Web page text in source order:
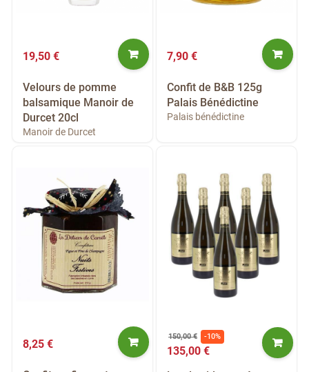
19,50 €
Velours de pomme
balsamique Manoir de
Durcet 20cl
Manoir de Durcet
7,90 €
Confit de B&B 125g
Palais Bénédictine
Palais bénédictine
8,25 €
135,00 €
150,00 € -10%